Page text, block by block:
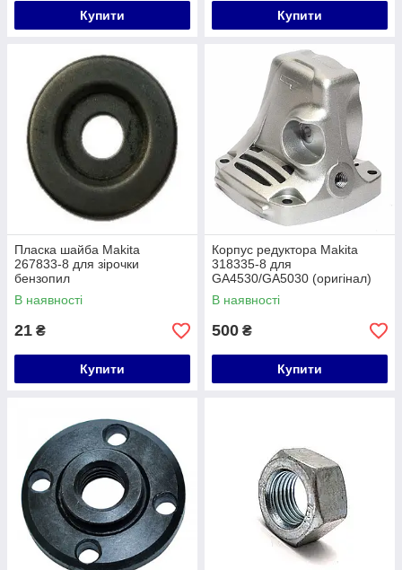
Купити Купити
Пласка шайба Makita
267833-8 для зірочки
бензопил
В наявності
21 ₴
Купити
Корпус редуктора Makita
318335-8 для
GA4530/GA5030 (оригінал)
В наявності
500 ₴
Купити